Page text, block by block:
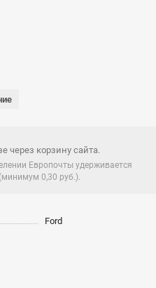
через корзину сайта.
Европочты удерживается
0,30 руб.).
Ford